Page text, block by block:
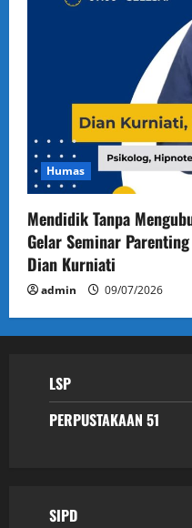
Humas
Mendidik Tanpa
Gelar Seminar
Dian Kurniati
admin 09/07/2026
LSP
PERPUSTAKAAN 51
SIPD